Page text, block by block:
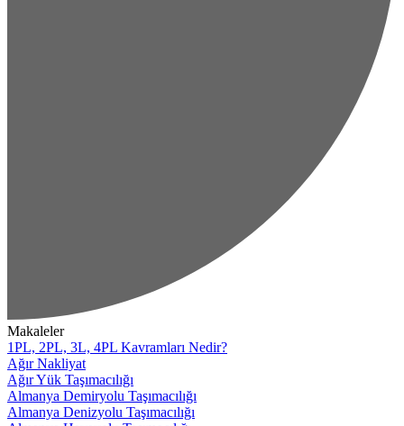
Makaleler
1PL, 2PL, 3L, 4PL Kavramları Nedir?
Ağır Nakliyat
Ağır Yük Taşımacılığı
Almanya Demiryolu Taşımacılığı
Almanya Denizyolu Taşımacılığı